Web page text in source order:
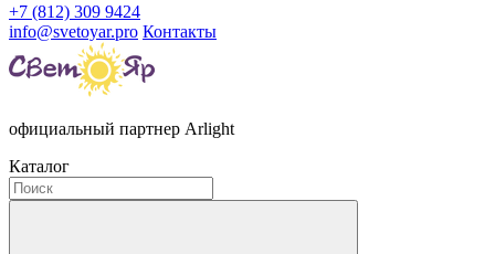
+7 (812) 309 9424
info@svetoyar.pro Контакты
официальный партнер Arlight
Каталог